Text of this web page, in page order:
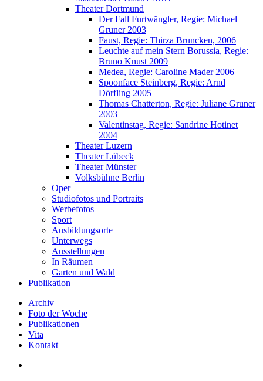
Theater Dortmund
Der Fall Furtwängler, Regie: Michael
Gruner 2003
Faust, Regie: Thirza Bruncken, 2006
Leuchte auf mein Stern Borussia, Regie:
Bruno Knust 2009
Medea, Regie: Caroline Mader 2006
Spoonface Steinberg, Regie: Arnd
Dörfling 2005
Thomas Chatterton, Regie: Juliane Gruner
2003
Valentinstag, Regie: Sandrine Hotinet
2004
Theater Luzern
Theater Lübeck
Theater Münster
Volksbühne Berlin
Oper
Studiofotos und Portraits
Werbefotos
Sport
Ausbildungsorte
Unterwegs
Ausstellungen
In Räumen
Garten und Wald
Publikation
Archiv
Foto der Woche
Publikationen
Vita
Kontakt